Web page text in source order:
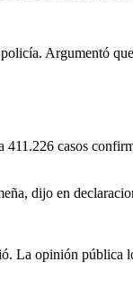
Argumentó
411.226 casos
dijo en
La opinión